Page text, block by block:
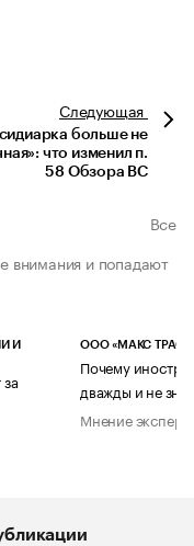
Следующая
больше не
что изменил п.
58 Обзора ВС
Все
внимания и попадают
И
ООО «МАКС ТРАСТ»
Почему
дважды и не
Мнение